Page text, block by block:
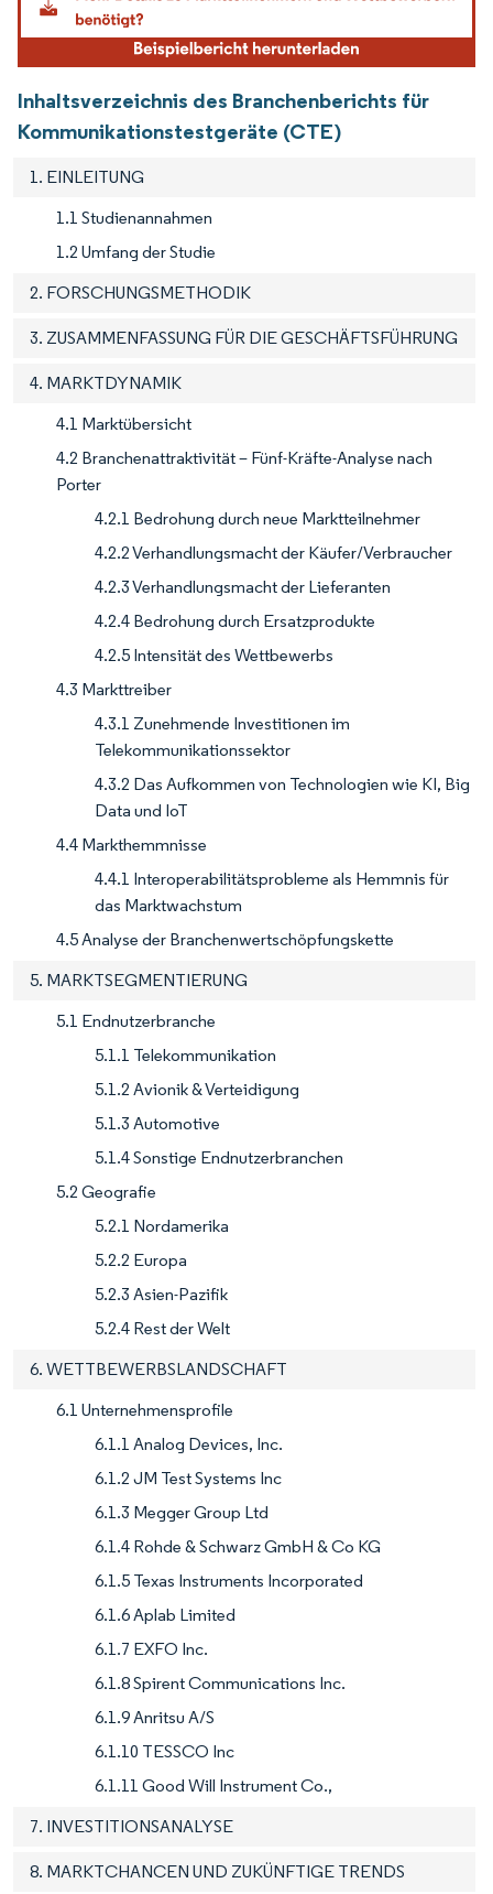
Inhaltsverzeichnis des Branchenberichts für
Kommunikationstestgeräte (CTE)
1. EINLEITUNG
1.1 Studienannahmen
1.2 Umfang der Studie
2. FORSCHUNGSMETHODIK
3. ZUSAMMENFASSUNG FÜR DIE GESCHÄFTSFÜHRUNG
4. MARKTDYNAMIK
4.1 Marktübersicht
4.2 Branchenattraktivität – Fünf-Kräfte-Analyse nach
Porter
4.2.1 Bedrohung durch neue Marktteilnehmer
4.2.2 Verhandlungsmacht der Käufer/Verbraucher
4.2.3 Verhandlungsmacht der Lieferanten
4.2.4 Bedrohung durch Ersatzprodukte
4.2.5 Intensität des Wettbewerbs
4.3 Markttreiber
4.3.1 Zunehmende Investitionen im
Telekommunikationssektor
4.3.2 Das Aufkommen von Technologien wie KI, Big
Data und IoT
4.4 Markthemmnisse
4.4.1 Interoperabilitätsprobleme als Hemmnis für
das Marktwachstum
4.5 Analyse der Branchenwertschöpfungskette
5. MARKTSEGMENTIERUNG
5.1 Endnutzerbranche
5.1.1 Telekommunikation
5.1.2 Avionik & Verteidigung
5.1.3 Automotive
5.1.4 Sonstige Endnutzerbranchen
5.2 Geografie
5.2.1 Nordamerika
5.2.2 Europa
5.2.3 Asien-Pazifik
5.2.4 Rest der Welt
6. WETTBEWERBSLANDSCHAFT
6.1 Unternehmensprofile
6.1.1 Analog Devices, Inc.
6.1.2 JM Test Systems Inc
6.1.3 Megger Group Ltd
6.1.4 Rohde & Schwarz GmbH & Co KG
6.1.5 Texas Instruments Incorporated
6.1.6 Aplab Limited
6.1.7 EXFO Inc.
6.1.8 Spirent Communications Inc.
6.1.9 Anritsu A/S
6.1.10 TESSCO Inc
6.1.11 Good Will Instrument Co.,
7. INVESTITIONSANALYSE
8. MARKTCHANCEN UND ZUKÜNFTIGE TRENDS